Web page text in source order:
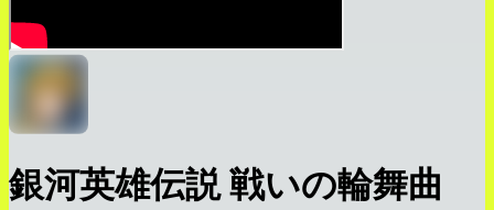
銀河英雄伝説 戦いの輪舞曲